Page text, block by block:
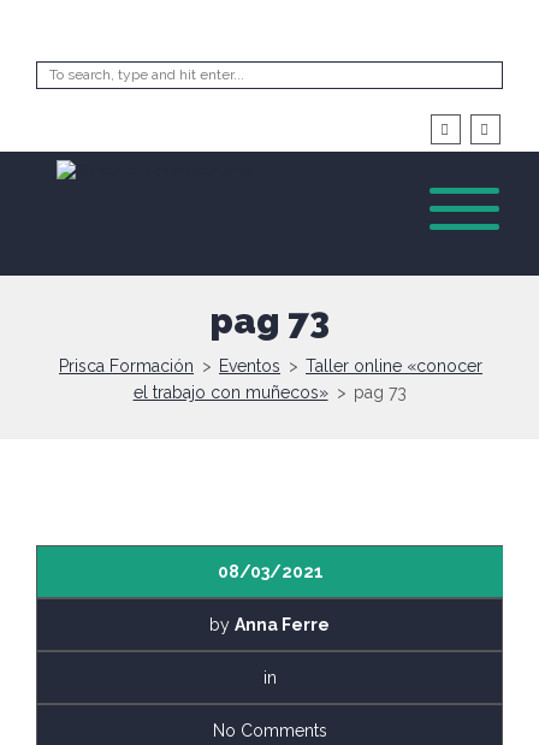
pag 73
Prisca Formación > Eventos > Taller online «conocer
el trabajo con muñecos» > pag 73
08/03/2021
by Anna Ferre
in
No Comments